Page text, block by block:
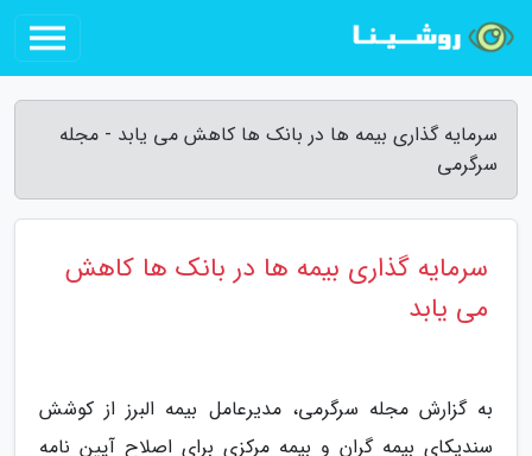
سرمایه گذاری بیمه ها در بانک ها کاهش می یابد - مجله
سرگرمی
سرمایه گذاری بیمه ها در بانک ها کاهش
می یابد
به گزارش مجله سرگرمی، مدیرعامل بیمه البرز از کوشش
سندیکای بیمه گران و بیمه مرکزی برای اصلاح آیین نامه